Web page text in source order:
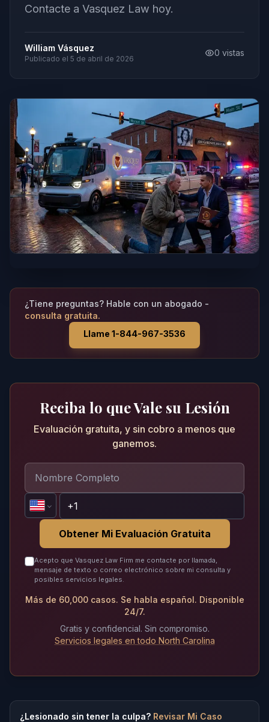
Contacte a Vasquez Law hoy.
William Vásquez
Publicado el 5 de abril de 2026
0 vistas
¿Tiene preguntas? Hable con un abogado -
consulta gratuita.
Llame 1-844-967-3536
Reciba lo que Vale su Lesión
Evaluación gratuita, y sin cobro a menos que
ganemos.
Obtener Mi Evaluación Gratuita
Acepto que Vasquez Law Firm me contacte por llamada,
mensaje de texto o correo electrónico sobre mi consulta y
posibles servicios legales.
Más de 60,000 casos. Se habla español. Disponible
24/7.
Gratis y confidencial. Sin compromiso.
Servicios legales en todo North Carolina
¿Lesionado sin tener la culpa? Revisar Mi Caso